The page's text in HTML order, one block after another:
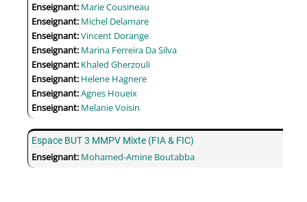
Enseignant: Marie Cousineau
Enseignant: Michel Delamare
Enseignant:Vincent Dorange
Enseignant: Marina Ferreira Da Silva
Enseignant: Khaled Gherzouli
Enseignant: Helene Hagnere
Enseignant:Agnes Houeix
Enseignant: Melanie Voisin
Espace BUT 3 MMPV Mixte (FIA & FIC)
Enseignant: Mohamed-Amine Boutabba